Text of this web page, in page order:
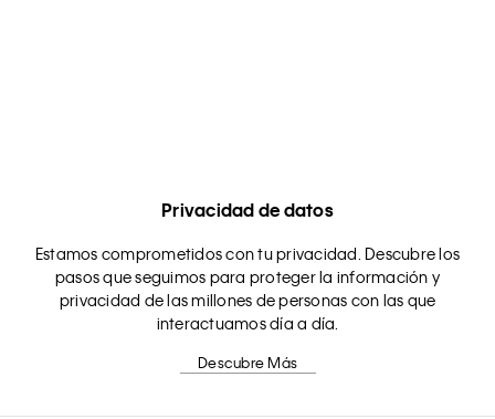
Privacidad de datos
Estamos comprometidos con tu privacidad. Descubre los
pasos que seguimos para proteger la información y
privacidad de las millones de personas con las que
interactuamos día a día.
Descubre Más